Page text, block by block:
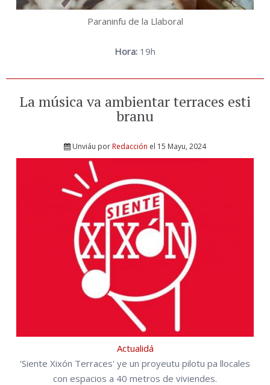
Paraninfu de la Llaboral
Hora: 19h
La música va ambientar terraces esti
branu
Unviáu porRedacción el 15 Mayu, 2024
Actualidá
'Siente Xixón Terraces' ye un proyeutu pilotu pa llocales
con espacios a 40 metros de viviendes.